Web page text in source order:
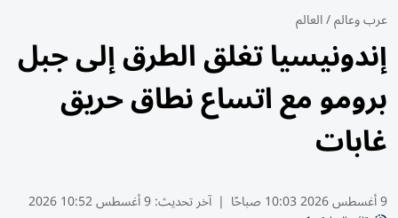
عرب وعالم/العالم
إندونيسيا تغلق الطرق إلى جبل
برومو مع اتساع نطاق حريق
غابات
9 أغسطس 2026 10:03 صباحًا | آخر تحديث:9 أغسطس 10:52 2026